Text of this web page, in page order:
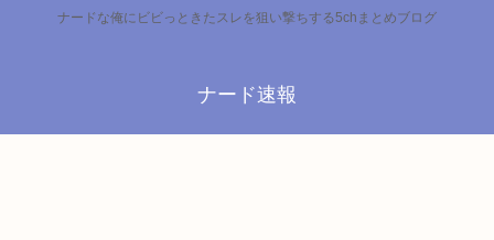
ナードな俺にビビっときたスレを狙い撃ちする5chまとめブログ
ナード速報